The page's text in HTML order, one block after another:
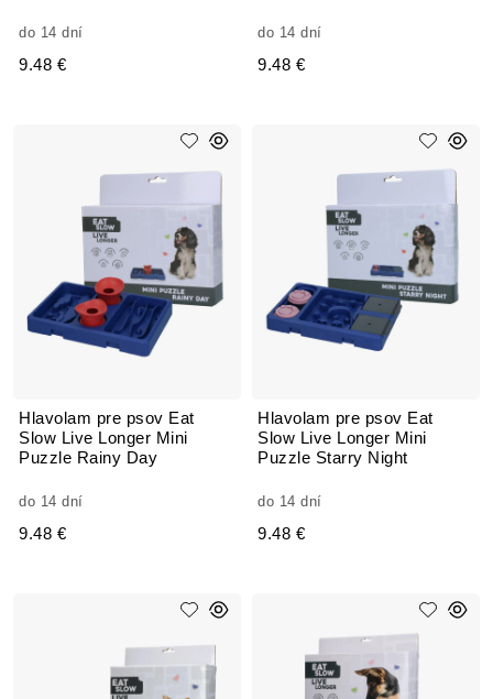
do 14 dní
9.48 €
do 14 dní
9.48 €
Hlavolam pre psov Eat
Slow Live Longer Mini
Puzzle Rainy Day
do 14 dní
9.48 €
Hlavolam pre psov Eat
Slow Live Longer Mini
Puzzle Starry Night
do 14 dní
9.48 €